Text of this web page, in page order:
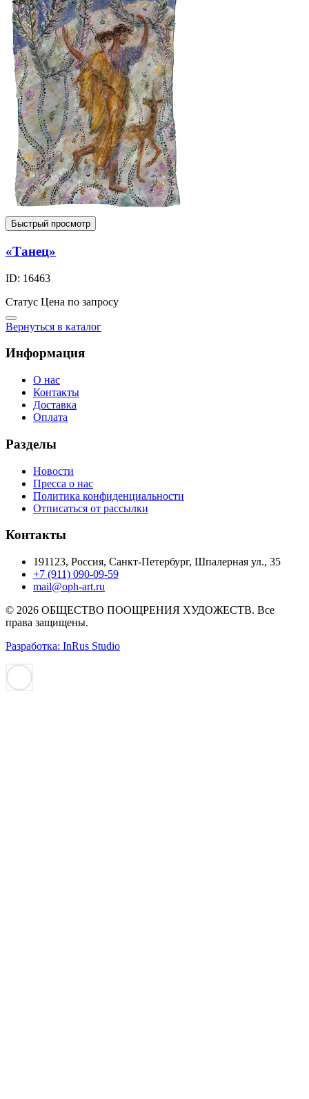
Быстрый просмотр
«Танец»
ID: 16463
Статус Цена по запросу
Вернуться в каталог
Информация
О нас
Контакты
Доставка
Оплата
Разделы
Новости
Пресса о нас
Политика конфиденциальности
Отписаться от рассылки
Контакты
191123, Россия, Санкт-Петербург, Шпалерная ул., 35
+7 (911) 090-09-59
mail@oph-art.ru
© 2026 ОБЩЕСТВО ПООЩРЕНИЯ ХУДОЖЕСТВ. Все
права защищены.
Разработка: InRus Studio